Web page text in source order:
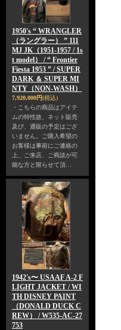
1950's “ WRANGLER
（ラングラー） ” 111
MJ JK（1951-1957 / 1s
t model） / “ Frontier
Fiesta 1953 ” / SUPER
DARK ＆ SUPER MI
NTY（NON-WASH）
7,920,000円(税込)
・こちらの商品はアイテ
ムの特性故、ネット販売
及び、通販の予定はござ
いません。ご購入希望の
お客様は事前にご連絡の
上、ご来店、ご商談が可
能な方と限らせて頂…
1942's〜 USAAF A-2 F
LIGHT JACKET / WI
TH DISNEY PAINT
（DONALD DUCK C
REW） / W535-AC-27
753